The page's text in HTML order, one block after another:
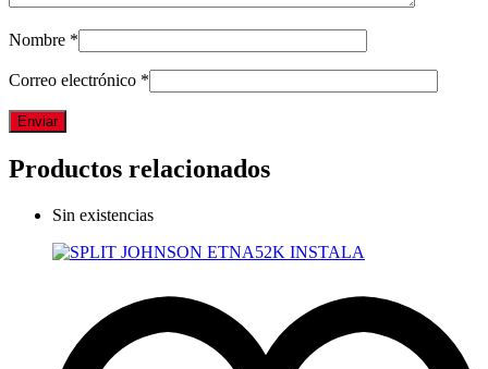
Nombre *
Correo electrónico *
Productos relacionados
Sin existencias